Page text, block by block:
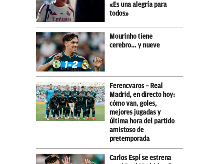
«Es una alegría para
todos»
Mourinho tiene
cerebro… y nueve
Ferencvaros – Real
Madrid, en directo hoy:
cómo van, goles,
mejores jugadas y
última hora del partido
amistoso de
pretemporada
Carlos Espí se estrena